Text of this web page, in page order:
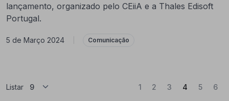
lançamento, organizado pelo CEiiA e a Thales Edisoft
Portugal.
5 de Março 2024 Comunicação
Listar 1 2 3 4 (Atual)
5 6